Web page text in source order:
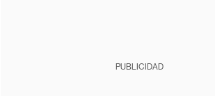
PUBLICIDAD